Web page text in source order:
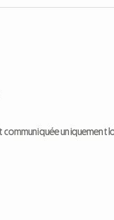
communiquée uniquement